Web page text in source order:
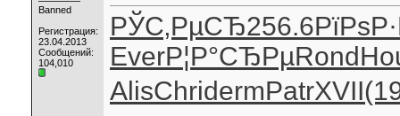
Banned
Регистрация:
23.04.2013
Сообщений:
104,010
РЎС‚РµСЂ256.6
EverР¦Р°СЂРµRond
AlisChridermPatrXVII